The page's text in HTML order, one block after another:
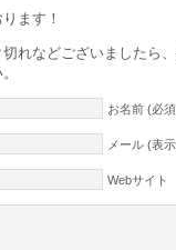
ます！
れなどございましたら
お名前 (必
メール (表
Webサイト